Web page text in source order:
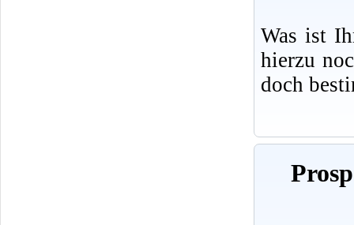
Was ist
hierzu
doch